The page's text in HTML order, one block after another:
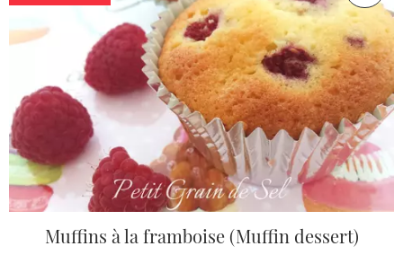
Muffins à la framboise (Muffin dessert)